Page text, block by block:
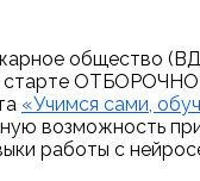
общество
«Учимся сами,
возможность
работы с